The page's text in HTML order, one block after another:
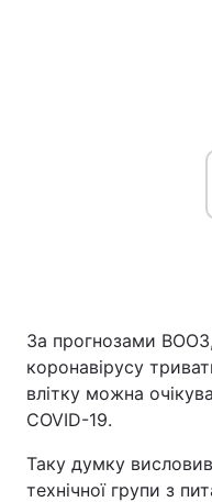
За прогнозами
коронавірусу
влітку можна
COVID-19.
Таку думку
технічної групи з